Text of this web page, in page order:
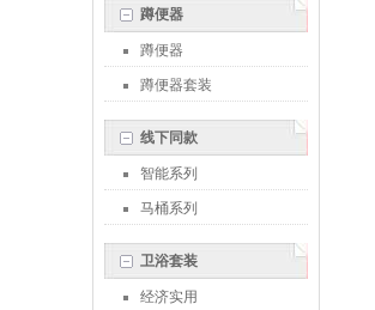
蹲便器
蹲便器
蹲便器套装
线下同款
智能系列
马桶系列
卫浴套装
经济实用